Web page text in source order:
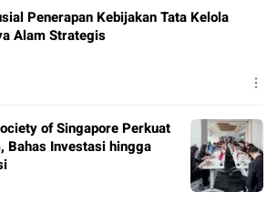
Penerapan Kebijakan Tata Kelola
Alam Strategis
of Singapore Perkuat
Bahas Investasi hingga